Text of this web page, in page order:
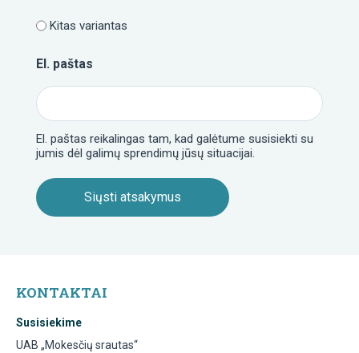
Kitas variantas
El. paštas
El. paštas reikalingas tam, kad galėtume susisiekti su
jumis dėl galimų sprendimų jūsų situacijai.
KONTAKTAI
Susisiekime
UAB „Mokesčių srautas“